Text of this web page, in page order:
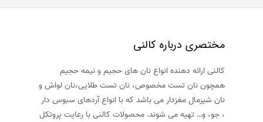
مختصری درباره کالنی
کالنی ارائه دهنده انواع نان های حجیم و نیمه حجیم
همچون نان تست مخصوص، نان تست طلایی،نان لواش و
نان شیرمال مغزدار می باشد که با انواع آردهای سبوس دار
، جو، و… تهیه می شوند. محصولات کالنی با رعایت پروتکل